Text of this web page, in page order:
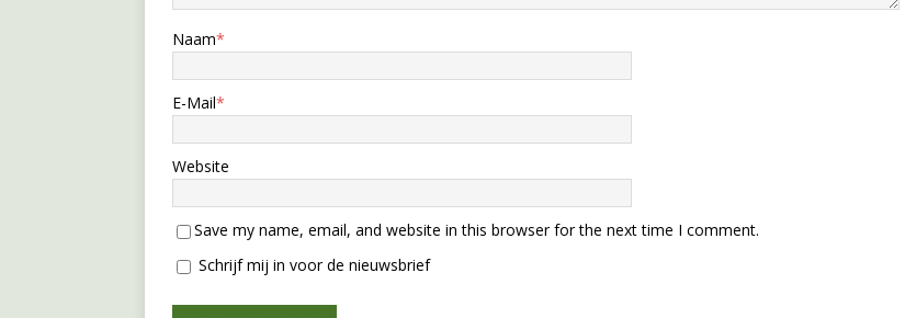
Naam*
E-Mail*
Website
Save my name, email, and website in this browser for the next time I comment.
Schrijf mij in voor de nieuwsbrief